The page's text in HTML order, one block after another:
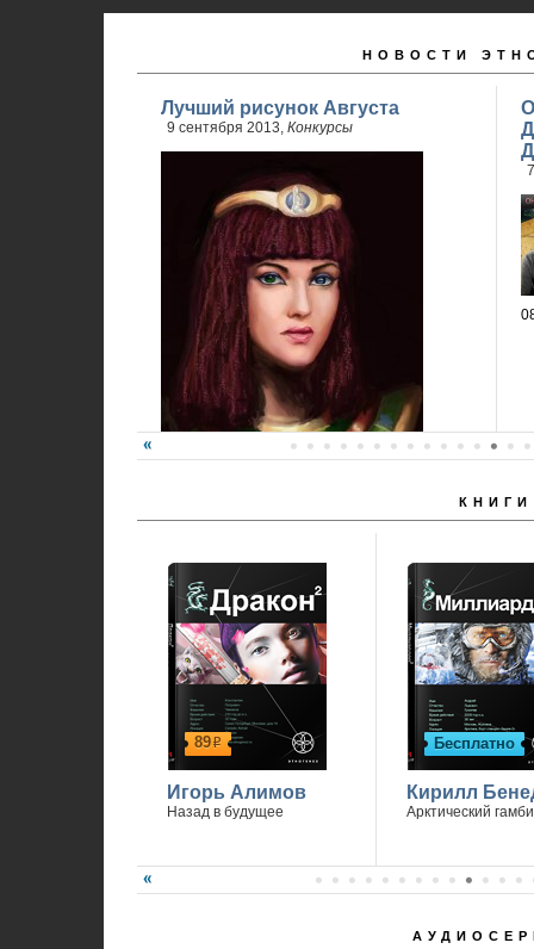
НОВОСТИ
Лучший рисунок Августа
9 сентября 2013, Конкурсы
Победитель - Анна Ремез
КНИГИ
89р
Игорь Алимов
Назад в будущее
Бесплатно
Кирилл
Арктический